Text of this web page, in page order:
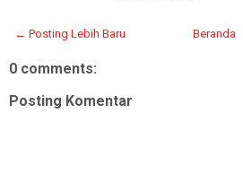
← Posting Lebih Baru Beranda
0 comments:
Posting Komentar